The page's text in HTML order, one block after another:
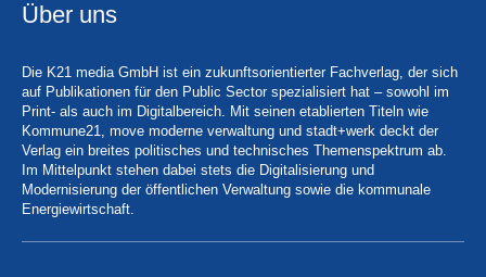
Über uns
Die K21 media GmbH ist ein zukunftsorientierter Fachverlag, der sich
auf Publikationen für den Public Sector spezialisiert hat – sowohl im
Print- als auch im Digitalbereich. Mit seinen etablierten Titeln wie
Kommune21, move moderne verwaltung und stadt+werk deckt der
Verlag ein breites politisches und technisches Themenspektrum ab.
Im Mittelpunkt stehen dabei stets die Digitalisierung und
Modernisierung der öffentlichen Verwaltung sowie die kommunale
Energiewirtschaft.